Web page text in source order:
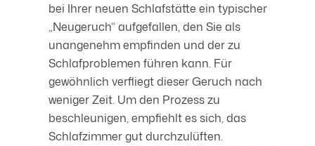
bei Ihrer neuen Schlafstätte ein typischer
„Neugeruch“ aufgefallen, den Sie als
unangenehm empfinden und der zu
Schlafproblemen führen kann. Für
gewöhnlich verfliegt dieser Geruch nach
weniger Zeit. Um den Prozess zu
beschleunigen, empfiehlt es sich, das
Schlafzimmer gut durchzulüften.